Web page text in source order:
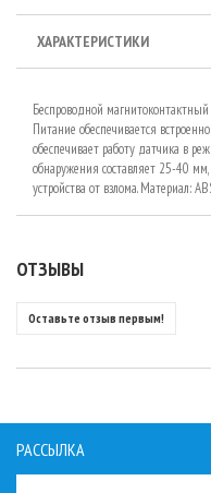
ХАРАКТЕРИСТИКИ
Беспроводной
Питание обеспечивается
обеспечивает работу датчика в
обнаружения составляет 25-40
устройства от взлома. Материал:
ОТЗЫВЫ
Оставьте отзыв первым!
РАССЫЛКА